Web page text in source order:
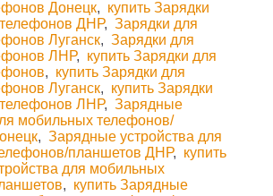
Донецк, купить Зарядки
ДНР, Зарядки для
Луганск, Зарядки для
ЛНР, купить Зарядки для
, купить Зарядки для
Луганск, купить Зарядки
ЛНР, Зарядные
мобильных телефонов/
, Зарядные устройства для
планшетов ДНР, купить
для мобильных
, купить Зарядные